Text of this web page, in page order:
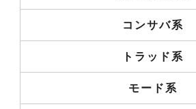
コンサバ系
トラッド系
モード系